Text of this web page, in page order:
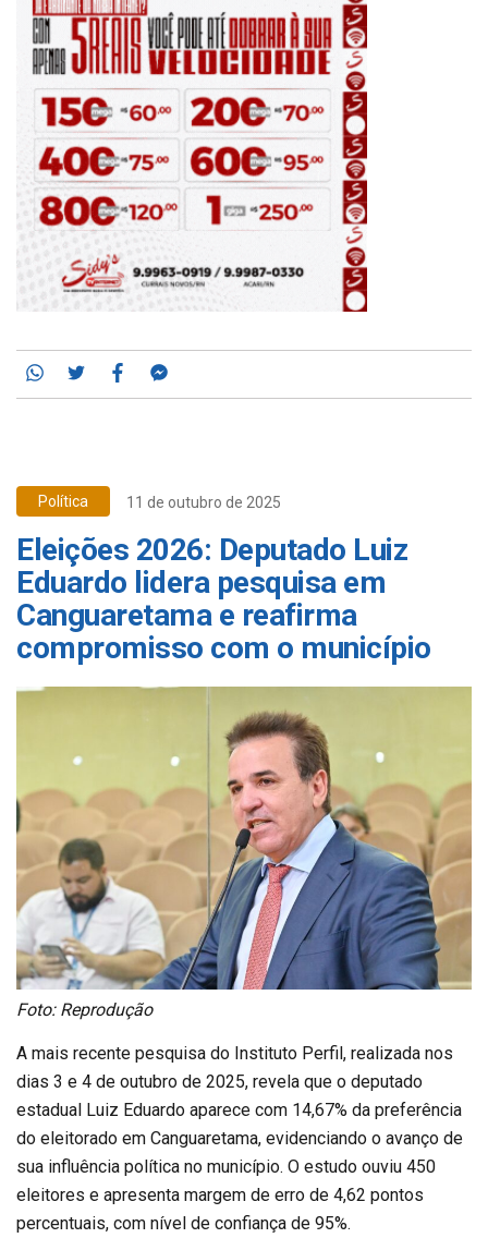
Whatsapp
TwitterFacebook
Política 11 de outubro de 2025
Eleições 2026: Deputado Luiz
Eduardo lidera pesquisa em
Canguaretama e reafirma
compromisso com o município
Foto: Reprodução
A mais recente pesquisa do Instituto Perfil, realizada nos
dias 3 e 4 de outubro de 2025, revela que o deputado
estadual Luiz Eduardo aparece com 14,67% da preferência
do eleitorado em Canguaretama, evidenciando o avanço de
sua influência política no município. O estudo ouviu 450
eleitores e apresenta margem de erro de 4,62 pontos
percentuais, com nível de confiança de 95%.